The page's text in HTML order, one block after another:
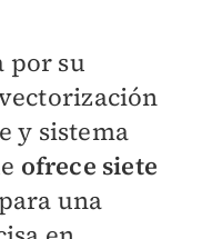
por su
y sistema
ofrece siete
para una